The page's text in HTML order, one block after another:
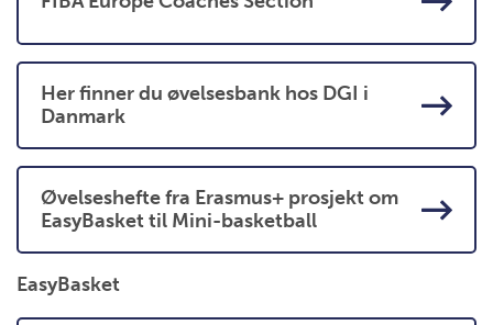
Her finner du øvelsesbank hos DGI i
Danmark
Øvelseshefte fra Erasmus+ prosjekt om
EasyBasket til Mini-basketball
EasyBasket